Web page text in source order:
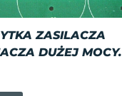
ZASILACZA
DUŻEJ MOCY.